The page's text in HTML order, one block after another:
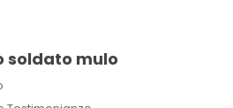
soldato mulo